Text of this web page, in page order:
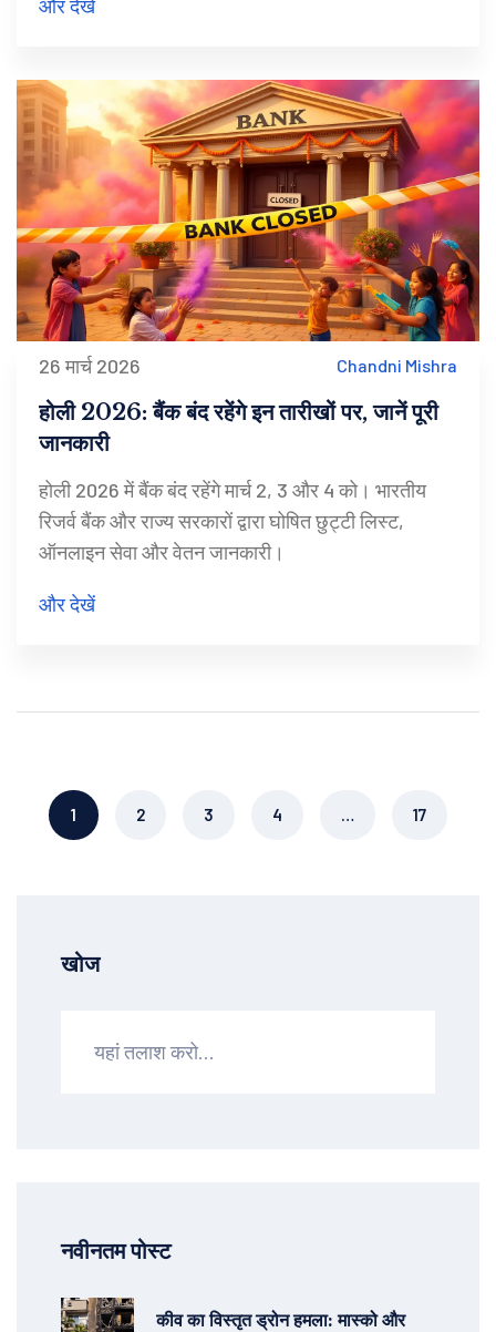
और देखें
26 मार्च 2026 Chandni Mishra
होली 2026: बैंक बंद रहेंगे इन तारीखों पर, जानें पूरी
जानकारी
होली 2026 में बैंक बंद रहेंगे मार्च 2, 3 और 4 को। भारतीय
रिजर्व बैंक और राज्य सरकारों द्वारा घोषित छुट्टी लिस्ट,
ऑनलाइन सेवा और वेतन जानकारी।
और देखें
1 2 3 4 17
खोज
नवीनतम पोस्ट
कीव का विस्तृत ड्रोन हमला: मास्को और